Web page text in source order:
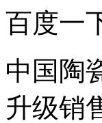
百度一
中国陶
升级销